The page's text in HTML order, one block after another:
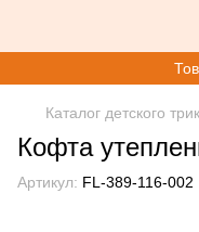
Каталог детского
Кофта
Артикул: FL-389-116-002